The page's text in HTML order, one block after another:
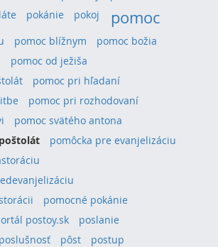
pokánie pokoj pomoc
pomoc blížnym
pomoc božia
pomoc od ježiša
pomoc pri hľadaní
pomoc pri rozhodovaní
pomoc svätého antona
pomôcka pre evanjelizáciu
pomocné pokánie
postoy.sk
poslanie
poslušnosť pôst
postup